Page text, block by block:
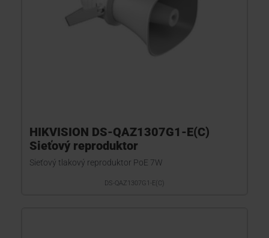
HIKVISION DS-QAZ1307G1-E(C)
Sieťový reproduktor
Sieťový tlakový reproduktor PoE 7W
DS-QAZ1307G1-E(C)